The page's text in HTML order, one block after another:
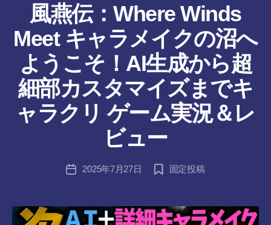
リ
ー
風燕伝：Where Winds
Meet キャラメイクの沼へ
ようこそ！AI生成から超
細部カスタマイズまでキ
ャラクリ ゲーム実況＆レ
ビュー
投
稿
作
成
a
8-
vr
投
2025年7月27日 固定投稿